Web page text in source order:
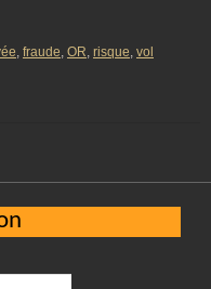
, fraude, OR, risque, vol